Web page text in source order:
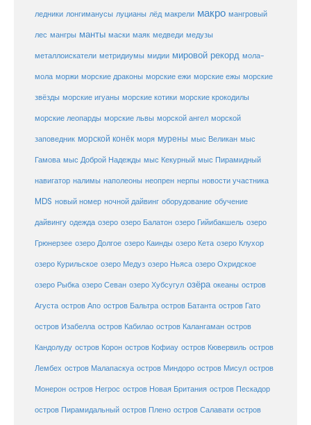
ледники лонгиманусы луцианы лёд макрели макро мангровый
лес мангры манты маски маяк медведи медузы
металлоискатели метридиумы мидии мировой рекорд мола-
мола моржи морские драконы морские ежи морские ежы морские
звёзды морские игуаны морские котики морские крокодилы
морские леопарды морские львы морской ангел морской
заповедник морской конёк моря мурены мыс Великан мыс
Гамова мыс Доброй Надежды мыс Кекурный мыс Пирамидный
навигатор налимы наполеоны неопрен нерпы новости участника
MDS новый номер ночной дайвинг оборудование обучение
дайвингу одежда озеро озеро Балатон озеро Гийибакшель озеро
Грюнерзее озеро Долгое озеро Каинды озеро Кета озеро Клухор
озеро Курильское озеро Медуз озеро Ньяса озеро Охридское
озеро Рыбка озеро Севан озеро Хубсугул озёра океаны остров
Агуста остров Апо остров Бальтра остров Батанта остров Гато
остров Изабелла остров Кабилао остров Калангаман остров
Кандолуду остров Корон остров Кофиау остров Кювервиль остров
Лембех остров Малапаскуа остров Миндоро остров Мисул остров
Монерон остров Негрос остров Новая Британия остров Пескадор
остров Пирамидальный остров Плено остров Салавати остров